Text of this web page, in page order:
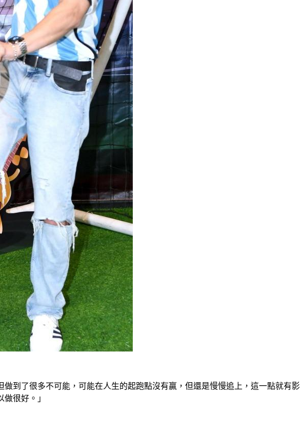
到了很多不可能，可能在人生的起跑點沒有贏，但還是慢慢追上，這一點就有影
很好。」